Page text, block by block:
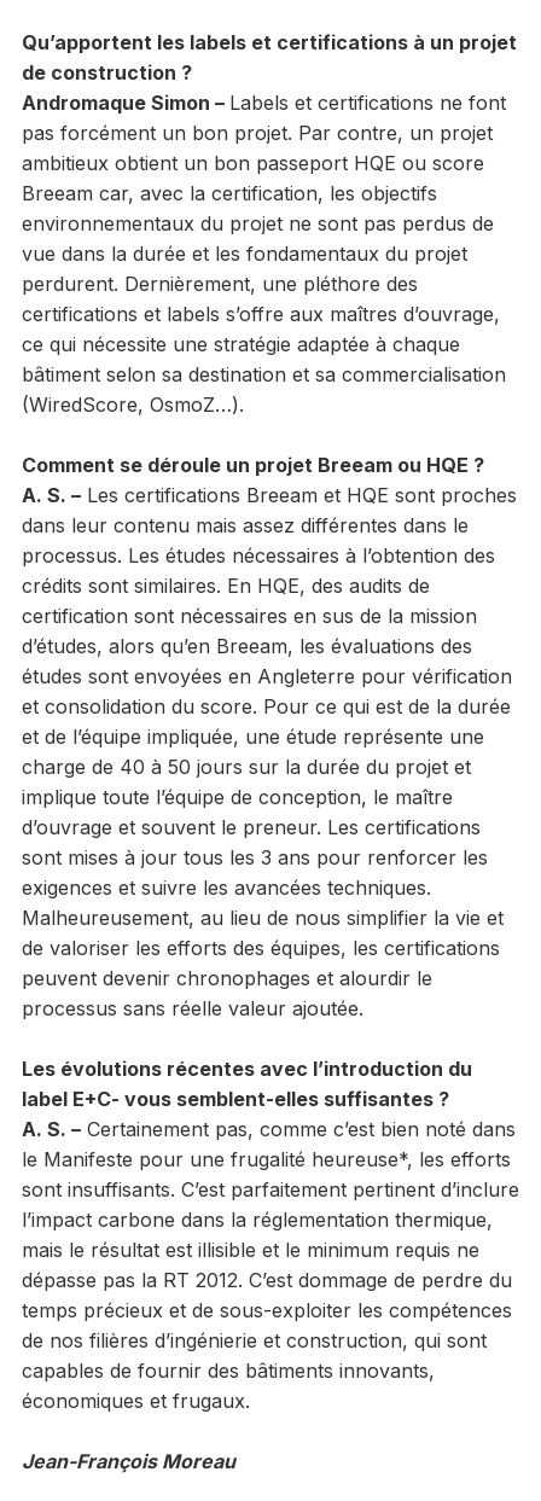
Qu’apportent les labels et certifications à un projet
de construction ?
Andromaque Simon – Labels et certifications ne font
pas forcément un bon projet. Par contre, un projet
ambitieux obtient un bon passeport HQE ou score
Breeam car, avec la certification, les objectifs
environnementaux du projet ne sont pas perdus de
vue dans la durée et les fondamentaux du projet
perdurent. Dernièrement, une pléthore des
certifications et labels s’offre aux maîtres d’ouvrage,
ce qui nécessite une stratégie adaptée à chaque
bâtiment selon sa destination et sa commercialisation
(WiredScore, OsmoZ…).
Comment se déroule un projet Breeam ou HQE ?
A. S. –Les certifications Breeam et HQE sont proches
dans leur contenu mais assez différentes dans le
processus. Les études nécessaires à l’obtention des
crédits sont similaires. En HQE, des audits de
certification sont nécessaires en sus de la mission
d’études, alors qu’en Breeam, les évaluations des
études sont envoyées en Angleterre pour vérification
et consolidation du score. Pour ce qui est de la durée
et de l’équipe impliquée, une étude représente une
charge de 40 à 50 jours sur la durée du projet et
implique toute l’équipe de conception, le maître
d’ouvrage et souvent le preneur. Les certifications
sont mises à jour tous les 3 ans pour renforcer les
exigences et suivre les avancées techniques.
Malheureusement, au lieu de nous simplifier la vie et
de valoriser les efforts des équipes, les certifications
peuvent devenir chronophages et alourdir le
processus sans réelle valeur ajoutée.
Les évolutions récentes avec l’introduction du
label E+C- vous semblent-elles suffisantes ?
A. S. –Certainement pas, comme c’est bien noté dans
le Manifeste pour une frugalité heureuse*, les efforts
sont insuffisants. C’est parfaitement pertinent d’inclure
l’impact carbone dans la réglementation thermique,
mais le résultat est illisible et le minimum requis ne
dépasse pas la RT 2012. C’est dommage de perdre du
temps précieux et de sous-exploiter les compétences
de nos filières d’ingénierie et construction, qui sont
capables de fournir des bâtiments innovants,
économiques et frugaux.
Jean-François Moreau